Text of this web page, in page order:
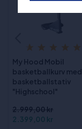
My Hood Mobil
basketballkurv med
basketballstativ
"Highschool"
2.999,00 kr
2.399,00 kr